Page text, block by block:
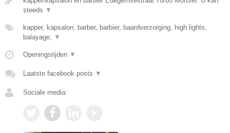
steeds ▼
kapper, kapsalon, barber, barbier, baardverzorging, high lights,
balayage, ▼
Openingstijden ▼
Laatste facebook posts ▼
Sociale media: